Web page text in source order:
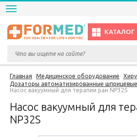
КАТАЛОГ
Главная Медицинское оборудование
Дозаторы автоматизированные шприцевые
Насос вакуумный для терапии ран NP32S
Насос вакуумный для
NP32S